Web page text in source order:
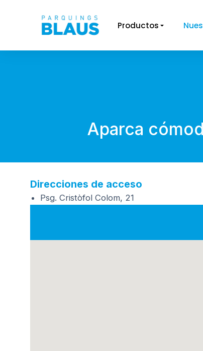
Productos
Aparca
Direcciones de acceso
Psg. Cristòfol Colom, 21